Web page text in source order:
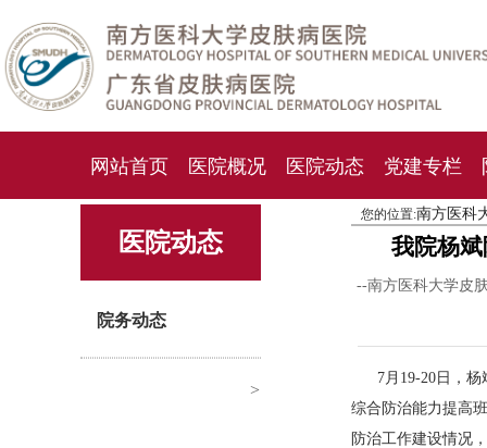
网站首页 医院概况 医院动态 党建专栏
化妆品检测中心 就诊指南 人才
医院动态
院务动态
>
您的位置:南方医科
我院杨
--南方医科大学皮
7月19-20日，
综合防治能力提高
防治工作建设情况